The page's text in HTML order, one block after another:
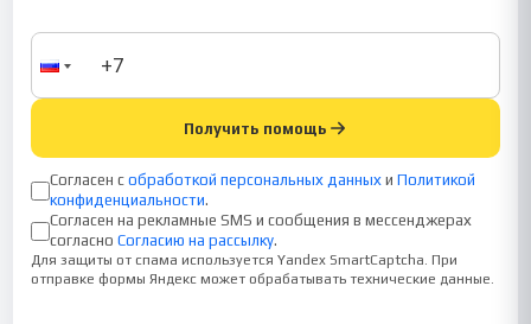
Получить помощь
Согласен с обработкой персональных данных и Политикой
конфиденциальности.
Согласен на рекламные SMS и сообщения в мессенджерах
согласно Согласию на рассылку.
Для защиты от спама используется Yandex SmartCaptcha. При
отправке формы Яндекс может обрабатывать технические данные.